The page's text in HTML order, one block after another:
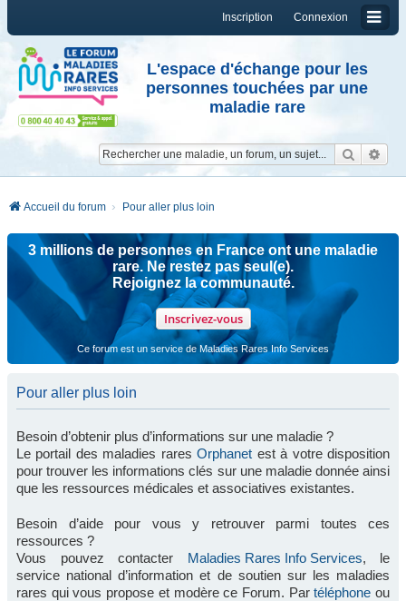
Connexion
Inscription
L'espace d'échange pour les
personnes touchées par une
maladie rare
Accueil du forum Pour aller plus loin
3 millions de personnes en France ont une maladie
rare. Ne restez pas seul(e).
Rejoignez la communauté.
Inscrivez-vous
Ce forum est un service de Maladies Rares Info Services
Pour aller plus loin
Besoin d’obtenir plus d’informations sur une maladie ?
Le portail des maladies raresOrphanet est à votre disposition
pour trouver les informations clés sur une maladie donnée ainsi
que les ressources médicales et associatives existantes.
Besoin d’aide pour vous y retrouver parmi toutes ces
ressources ?
Vous pouvez contacter Maladies Rares Info Services, le
service national d’information et de soutien sur les maladies
rares qui vous propose et modère ce Forum. Partéléphone ou